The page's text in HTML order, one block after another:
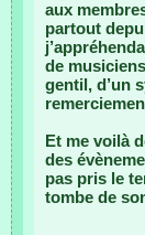
aux
partout
de
gentil, d’un
Et me voilà
des
pas pris le
tombe de